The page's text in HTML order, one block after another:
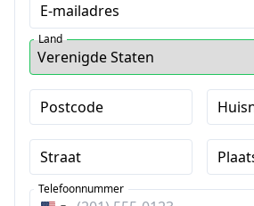
E-mailadres
Land
Postcode
Straat
Telefoonnummer